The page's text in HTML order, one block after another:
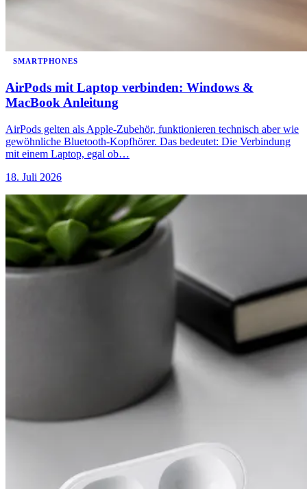
SMARTPHONES
AirPods mit Laptop verbinden: Windows &
MacBook Anleitung
AirPods gelten als Apple-Zubehör, funktionieren technisch aber wie
gewöhnliche Bluetooth-Kopfhörer. Das bedeutet: Die Verbindung
mit einem Laptop, egal ob…
18. Juli 2026